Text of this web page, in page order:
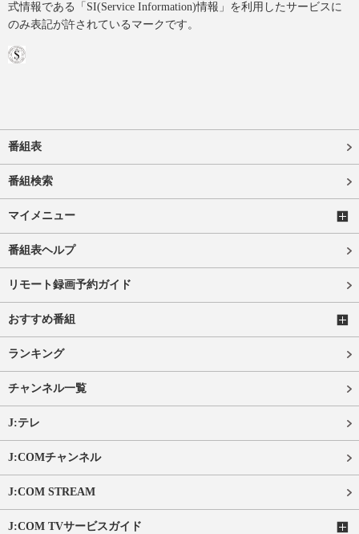
式情報である「SI(Service Information)情報」を利用したサービスに
のみ表記が許されているマークです。
番組表
番組検索
マイメニュー
番組表ヘルプ
リモート録画予約ガイド
おすすめ番組
ランキング
チャンネル一覧
J:テレ
J:COMチャンネル
J:COM STREAM
J:COM TVサービスガイド